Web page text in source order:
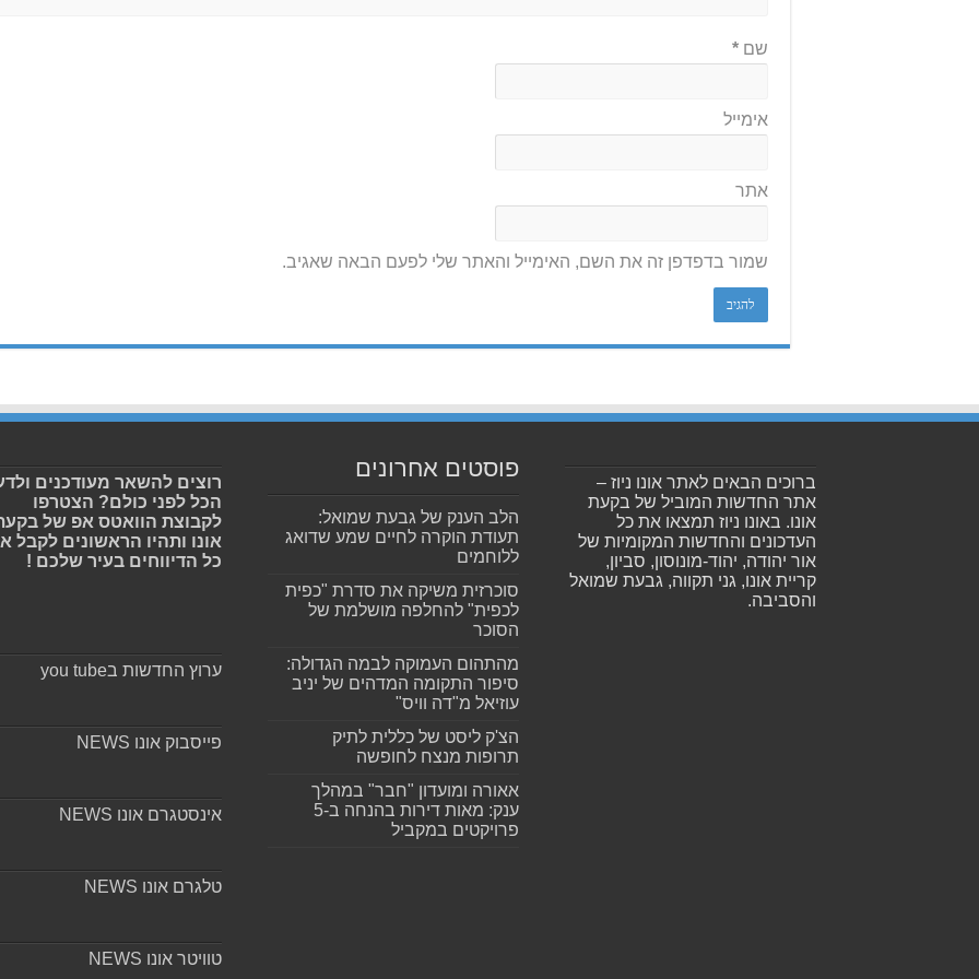
שם*
אימייל
אתר
שמור בדפדפן זה את השם, האימייל והאתר שלי לפעם הבאה שאגיב.
ברוכים הבאים לאתר אונו ניוז –
אתר החדשות המוביל של בקעת
אונו. באונו ניוז תמצאו את כל
העדכונים והחדשות המקומיות של
אור יהודה, יהוד-מונוסון, סביון,
קריית אונו, גני תקווה, גבעת שמואל
והסביבה.
פוסטים אחרונים
הלב הענק של גבעת שמואל:
תעודת הוקרה לחיים שמע שדואג
ללוחמים
סוכרזית משיקה את סדרת "כפית
לכפית" להחלפה מושלמת של
הסוכר
מהתהום העמוקה לבמה הגדולה:
סיפור התקומה המדהים של יניב
עוזיאל מ"דה וויס"
הצ'ק ליסט של כללית לתיק
תרופות מנצח לחופשה
אאורה ומועדון "חבר" במהלך
ענק: מאות דירות בהנחה ב-5
פרויקטים במקביל
רוצים להשאר מעודכנים
הכל לפני כולם? הצטרפו
לקבוצת הוואטס אפ של
אונו ותהיו הראשונים לקבל
כל הדיווחים בעיר שלכם !
ערוץ החדשות בyou tube
פייסבוק אונו NEWS
אינסטגרם אונו NEWS
טלגרם אונו NEWS
טוויטר אונו NEWS